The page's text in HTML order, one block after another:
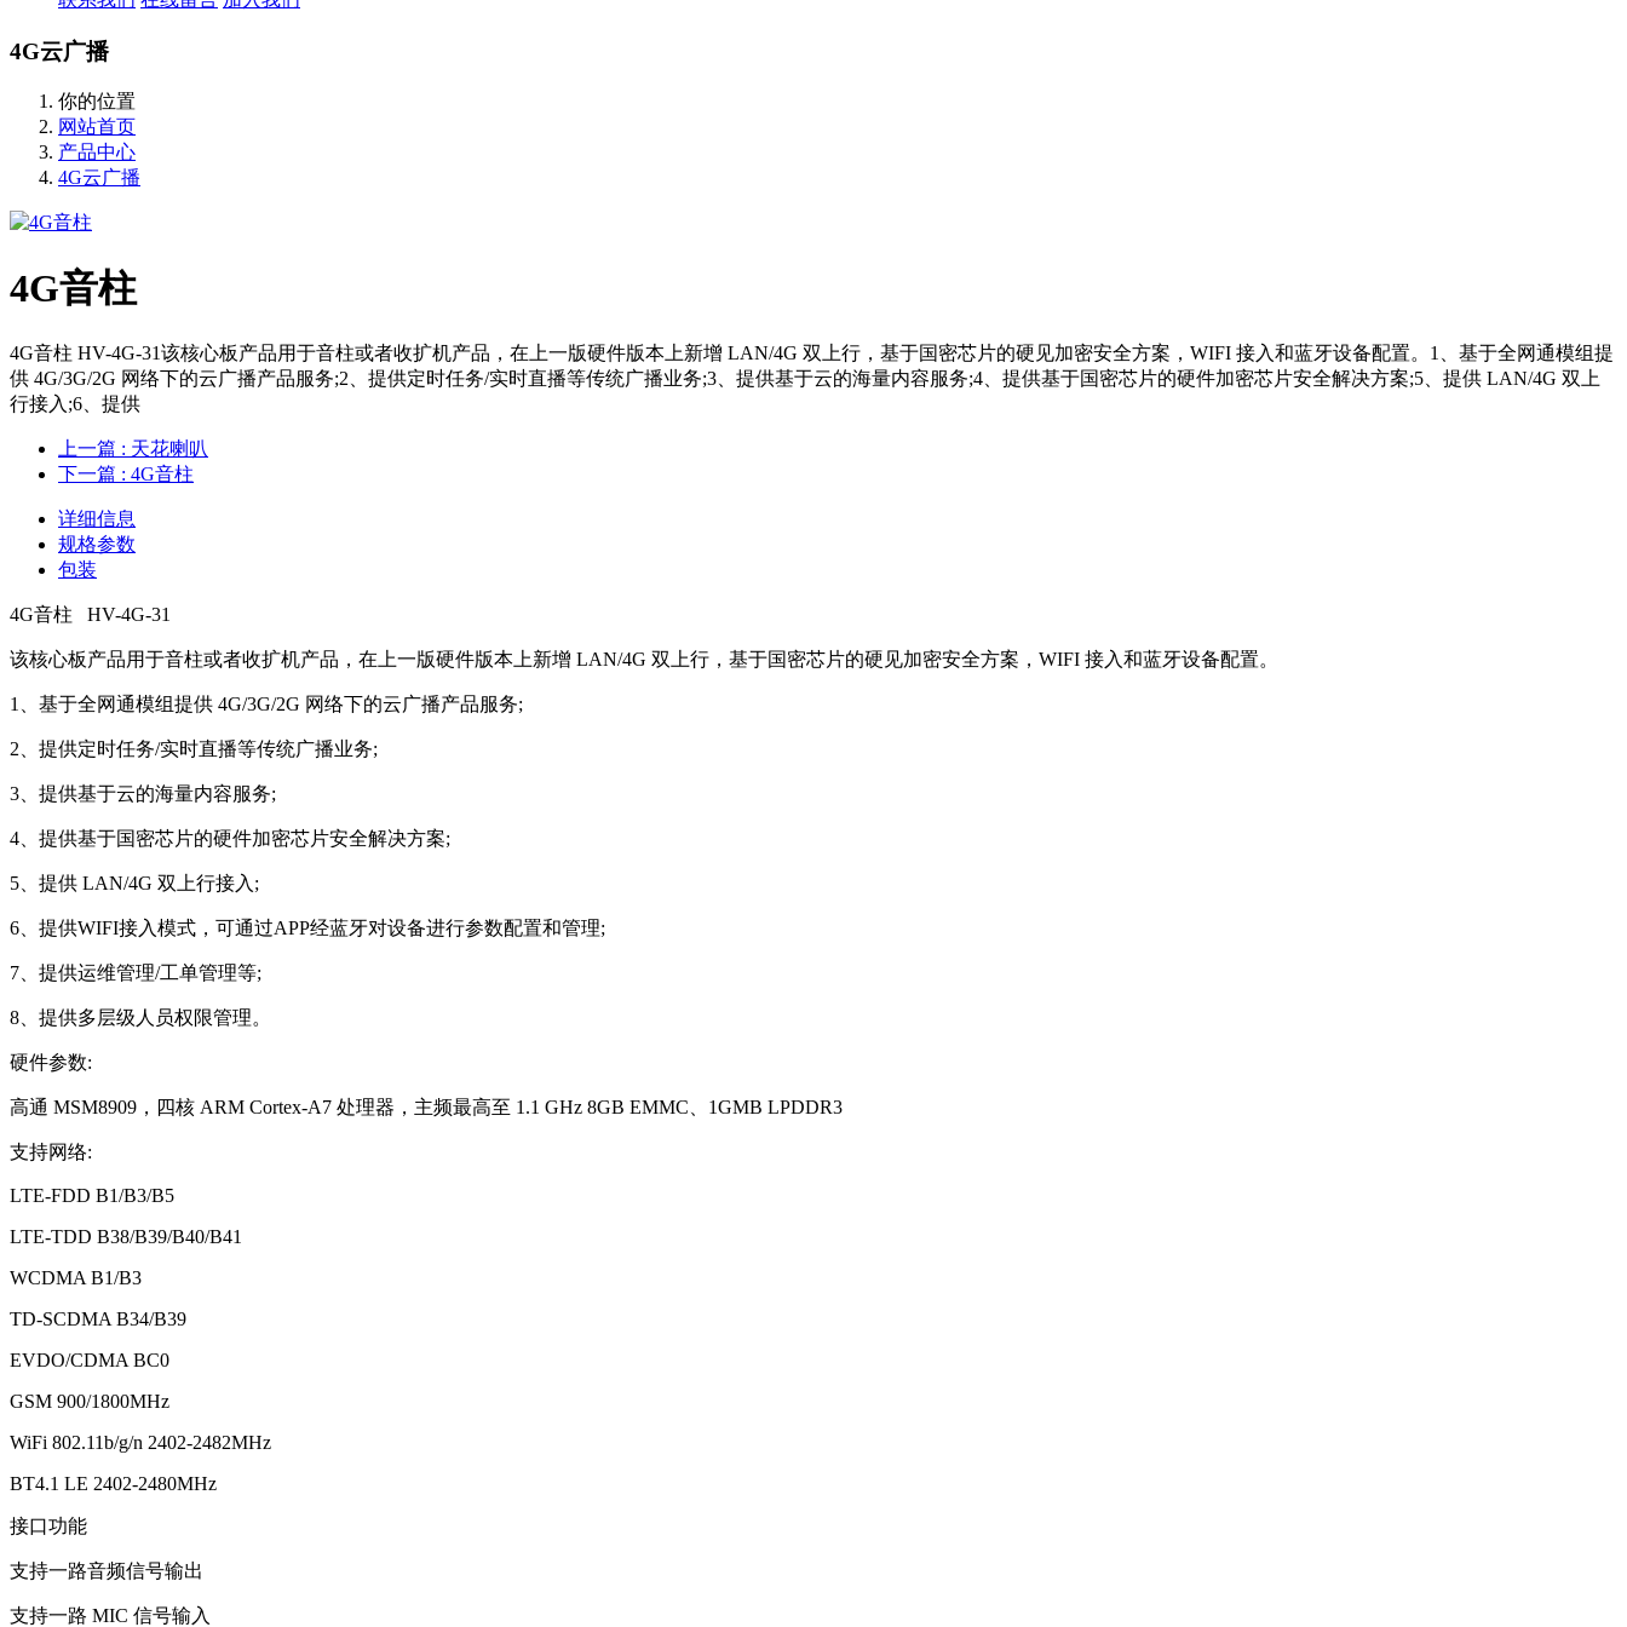
4G云广播
你的位置
网站首页
产品中心
4G云广播
4G音柱
4G音柱 HV-4G-31该核心板产品用于音柱或者收扩机产品，在上一版硬件版本上新增 LAN/4G 双上行，基于国密芯片的硬见加密安全方案，WIFI 接入和蓝牙设备配置。1、基于全网通模组提
供 4G/3G/2G 网络下的云广播产品服务;2、提供定时任务/实时直播等传统广播业务;3、提供基于云的海量内容服务;4、提供基于国密芯片的硬件加密芯片安全解决方案;5、提供 LAN/4G 双上
行接入;6、提供
上一篇 : 天花喇叭
下一篇 : 4G音柱
详细信息
规格参数
包装
4G音柱 HV-4G-31
该核心板产品用于音柱或者收扩机产品，在上一版硬件版本上新增 LAN/4G 双上行，基于国密芯片的硬见加密安全方案，WIFI 接入和蓝牙设备配置。
1、基于全网通模组提供 4G/3G/2G 网络下的云广播产品服务;
2、提供定时任务/实时直播等传统广播业务;
3、提供基于云的海量内容服务;
4、提供基于国密芯片的硬件加密芯片安全解决方案;
5、提供 LAN/4G 双上行接入;
6、提供WIFI接入模式，可通过APP经蓝牙对设备进行参数配置和管理;
7、提供运维管理/工单管理等;
8、提供多层级人员权限管理。
硬件参数:
高通 MSM8909，四核 ARM Cortex-A7 处理器，主频最高至 1.1 GHz 8GB EMMC、1GMB LPDDR3
支持网络:
LTE-FDD B1/B3/B5
LTE-TDD B38/B39/B40/B41
WCDMA B1/B3
TD-SCDMA B34/B39
EVDO/CDMA BC0
GSM 900/1800MHz
WiFi 802.11b/g/n 2402-2482MHz
BT4.1 LE 2402-2480MHz
接口功能
支持一路音频信号输出
支持一路 MIC 信号输入